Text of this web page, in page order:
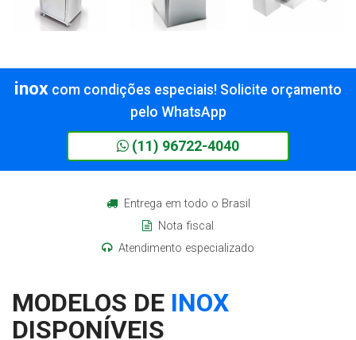
Cesto de lixo
inox
Cesto de lixo
inox com condições especiais! Solicite orçamento
pelo WhatsApp
(11) 96722-4040
Entrega em todo o Brasil
Nota fiscal
Atendimento especializado
MODELOS DE INOX
DISPONÍVEIS